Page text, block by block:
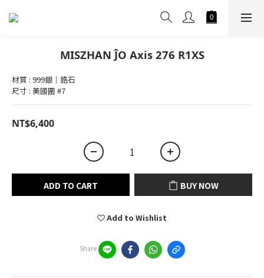
MISZHAN ĴO Axis 276 R1XS
材質 : 999銀｜鋯石
尺寸 : 美國圍 #7
NT$6,400
ADD TO CART BUY NOW
Add to Wishlist
Share